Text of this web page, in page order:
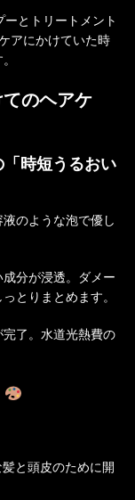
ーとトリートメント
アにかけていた時
のヘアケ
時短うるおい
のような泡で優し
分が浸透。ダメー
とりまとめます。
了。水道光熱費の
と頭皮のために開